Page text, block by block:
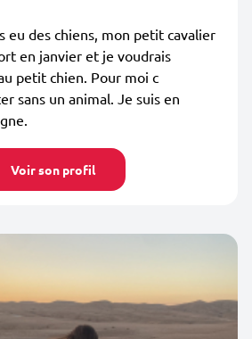
eu des chiens, mon petit cavalier
en janvier et je voudrais
petit chien. Pour moi c
sans un animal. Je suis en
Voir son profil